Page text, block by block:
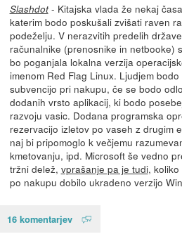
Slashdot- Kitajska vlada že nekaj
katerim bodo poskušali zvišati raven
podeželju. V nerazvitih predelih
računalnike (prenosnike in netbooke)
bo poganjala lokalna verzija
imenom Red Flag Linux. Ljudjem
subvencijo pri nakupu, če se bodo
dodanih vrsto aplikacij, ki bodo
razvoju vasic. Dodana programska
rezervacijo izletov po vaseh z drugim
naj bi pripomoglo k večjemu
kmetovanju, ipd. Microsoft še vedno
tržni delež, vprašanje pa je tudi, koliko
po nakupu dobilo ukradeno verzijo
16 komentarjev